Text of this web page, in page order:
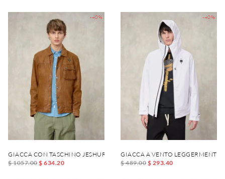
-40%
GIACCA CON TASCHINO JESHURUN
$ 1057.00$ 634.20
-40%
GIACCA A VENTO LEGGERMENTE
$ 489.00 $ 293.40